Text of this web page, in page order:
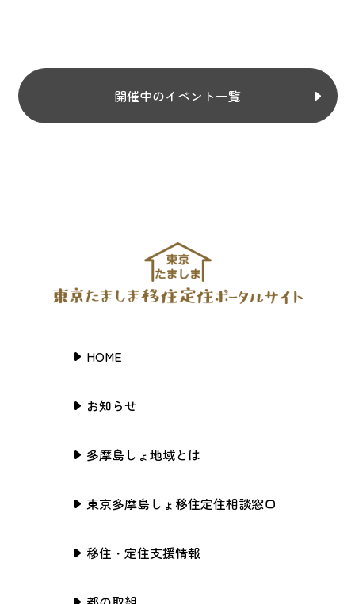
開催中のイベント一覧
HOME
お知らせ
多摩島しょ地域とは
東京多摩島しょ移住定住相談窓口
移住・定住支援情報